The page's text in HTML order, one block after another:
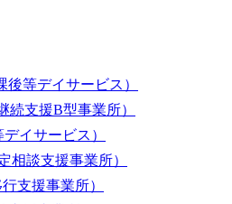
後等デイサービス）
続支援B型事業所）
デイサービス）
相談支援事業所）
行支援事業所）